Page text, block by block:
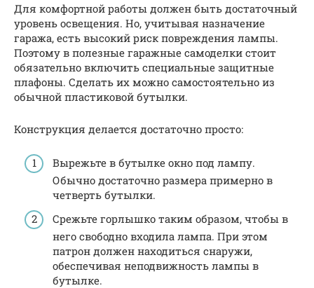
Для комфортной работы должен быть достаточный
уровень освещения. Но, учитывая назначение
гаража, есть высокий риск повреждения лампы.
Поэтому в полезные гаражные самоделки стоит
обязательно включить специальные защитные
плафоны. Сделать их можно самостоятельно из
обычной пластиковой бутылки.
Конструкция делается достаточно просто:
Вырежьте в бутылке окно под лампу.
Обычно достаточно размера примерно в
четверть бутылки.
Срежьте горлышко таким образом, чтобы в
него свободно входила лампа. При этом
патрон должен находиться снаружи,
обеспечивая неподвижность лампы в
бутылке.